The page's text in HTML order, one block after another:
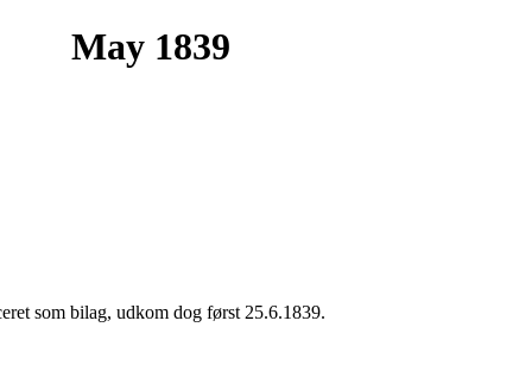
May 1839
som bilag, udkom dog først 25.6.1839.